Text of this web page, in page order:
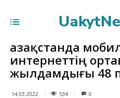
Қазақстанда
интернеттің
жылдамдығы 48
14.03.2022 534 0